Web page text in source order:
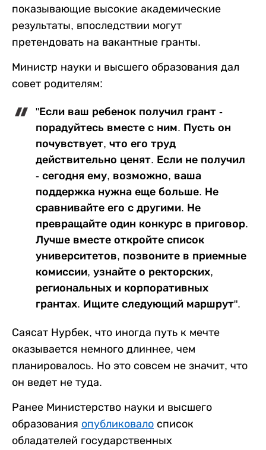
показывающие высокие академические
результаты, впоследствии могут
претендовать на вакантные гранты.
Министр науки и высшего образования дал
совет родителям:
"Если ваш ребенок получил грант -
порадуйтесь вместе с ним. Пусть он
почувствует, что его труд
действительно ценят. Если не получил
- сегодня ему, возможно, ваша
поддержка нужна еще больше. Не
сравнивайте его с другими. Не
превращайте один конкурс в приговор.
Лучше вместе откройте список
университетов, позвоните в приемные
комиссии, узнайте о ректорских,
региональных и корпоративных
грантах. Ищите следующий маршрут".
Саясат Нурбек, что иногда путь к мечте
оказывается немного длиннее, чем
планировалось. Но это совсем не значит, что
он ведет не туда.
Ранее Министерство науки и высшего
образования опубликовало список
обладателей государственных